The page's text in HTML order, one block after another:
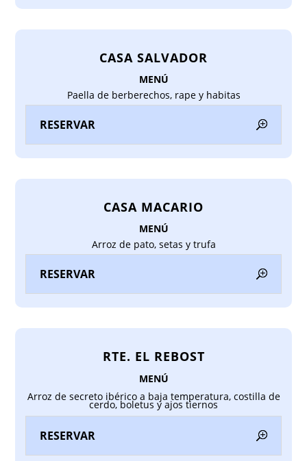
CASA SALVADOR
MENÚ
Paella de berberechos, rape y habitas
RESERVAR
CASA MACARIO
MENÚ
Arroz de pato, setas y trufa
RESERVAR
RTE. EL REBOST
MENÚ
Arroz de secreto ibérico a baja temperatura, costilla de
cerdo, boletus y ajos tiernos
RESERVAR